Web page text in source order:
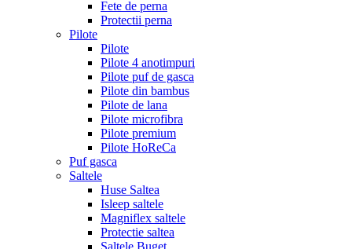
Fete de perna
Protectii perna
Pilote
Pilote
Pilote 4 anotimpuri
Pilote puf de gasca
Pilote din bambus
Pilote de lana
Pilote microfibra
Pilote premium
Pilote HoReCa
Puf gasca
Saltele
Huse Saltea
Isleep saltele
Magniflex saltele
Protectie saltea